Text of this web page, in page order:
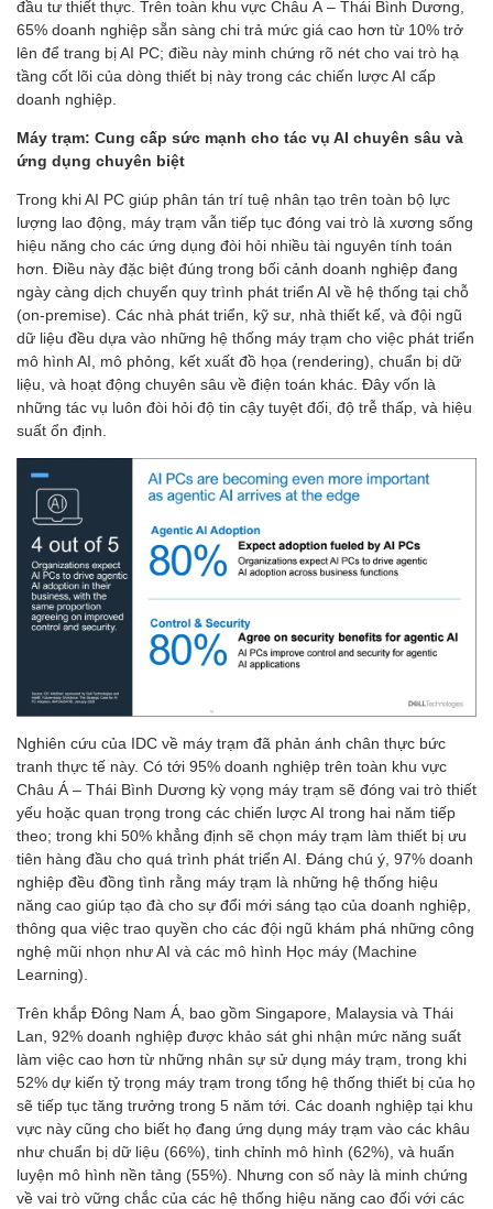
đầu tư thiết thực. Trên toàn khu vực Châu Á – Thái Bình Dương,
65% doanh nghiệp sẵn sàng chi trả mức giá cao hơn từ 10% trở
lên để trang bị AI PC; điều này minh chứng rõ nét cho vai trò hạ
tầng cốt lõi của dòng thiết bị này trong các chiến lược AI cấp
doanh nghiệp.
Máy trạm: Cung cấp sức mạnh cho tác vụ AI chuyên sâu và
ứng dụng chuyên biệt
Trong khi AI PC giúp phân tán trí tuệ nhân tạo trên toàn bộ lực
lượng lao động, máy trạm vẫn tiếp tục đóng vai trò là xương sống
hiệu năng cho các ứng dụng đòi hỏi nhiều tài nguyên tính toán
hơn. Điều này đặc biệt đúng trong bối cảnh doanh nghiệp đang
ngày càng dịch chuyển quy trình phát triển AI về hệ thống tại chỗ
(on-premise). Các nhà phát triển, kỹ sư, nhà thiết kế, và đội ngũ
dữ liệu đều dựa vào những hệ thống máy trạm cho việc phát triển
mô hình AI, mô phỏng, kết xuất đồ họa (rendering), chuẩn bị dữ
liệu, và hoạt động chuyên sâu về điện toán khác. Đây vốn là
những tác vụ luôn đòi hỏi độ tin cậy tuyệt đối, độ trễ thấp, và hiệu
suất ổn định.
Nghiên cứu của IDC về máy trạm đã phản ánh chân thực bức
tranh thực tế này. Có tới 95% doanh nghiệp trên toàn khu vực
Châu Á – Thái Bình Dương kỳ vọng máy trạm sẽ đóng vai trò thiết
yếu hoặc quan trọng trong các chiến lược AI trong hai năm tiếp
theo; trong khi 50% khẳng định sẽ chọn máy trạm làm thiết bị ưu
tiên hàng đầu cho quá trình phát triển AI. Đáng chú ý, 97% doanh
nghiệp đều đồng tình rằng máy trạm là những hệ thống hiệu
năng cao giúp tạo đà cho sự đổi mới sáng tạo của doanh nghiệp,
thông qua việc trao quyền cho các đội ngũ khám phá những công
nghệ mũi nhọn như AI và các mô hình Học máy (Machine
Learning).
Trên khắp Đông Nam Á, bao gồm Singapore, Malaysia và Thái
Lan, 92% doanh nghiệp được khảo sát ghi nhận mức năng suất
làm việc cao hơn từ những nhân sự sử dụng máy trạm, trong khi
52% dự kiến tỷ trọng máy trạm trong tổng hệ thống thiết bị của họ
sẽ tiếp tục tăng trưởng trong 5 năm tới. Các doanh nghiệp tại khu
vực này cũng cho biết họ đang ứng dụng máy trạm vào các khâu
như chuẩn bị dữ liệu (66%), tinh chỉnh mô hình (62%), và huấn
luyện mô hình nền tảng (55%). Nhưng con số này là minh chứng
về vai trò vững chắc của các hệ thống hiệu năng cao đối với các